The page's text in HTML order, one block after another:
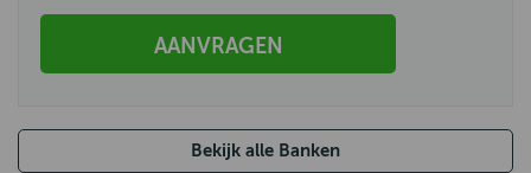
AANVRAGEN
Bekijk alle Banken